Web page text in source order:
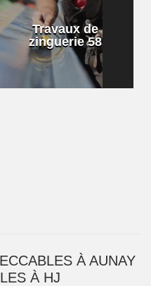
Travaux de
zinguerie 58
À AUNAY
À HJ